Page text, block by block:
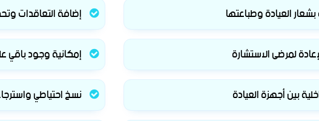
العيادة وطباعتها
إضافة التعاقدات
لمرضى الاستشارة
إمكانية وجود
بين أجهزة العيادة
نسخ احتياطي